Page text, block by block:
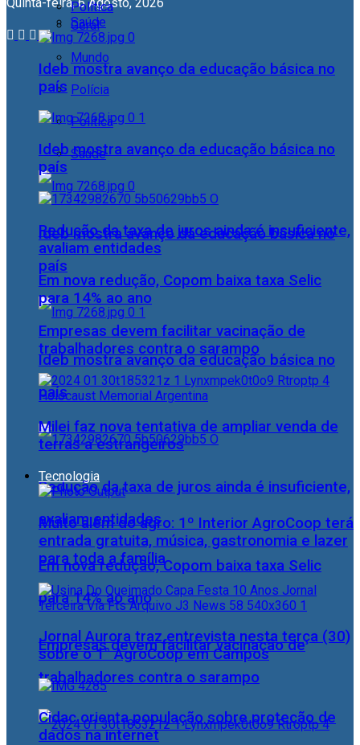
Geral
Mundo
Polícia
Política
Saúde
Ideb mostra avanço da educação básica no
país
Ideb mostra avanço da educação básica no
país
Redução da taxa de juros ainda é insuficiente,
avaliam entidades
Em nova redução, Copom baixa taxa Selic
para 14% ao ano
Empresas devem facilitar vacinação de
trabalhadores contra o sarampo
Política
Saúde
Ideb mostra avanço da educação básica no
país
Ideb mostra avanço da educação básica no
país
Redução da taxa de juros ainda é insuficiente,
avaliam entidades
Em nova redução, Copom baixa taxa Selic
para 14% ao ano
Empresas devem facilitar vacinação de
trabalhadores contra o sarampo
Milei faz nova tentativa de ampliar venda de
terras a estrangeiros
Tecnologia
Muito além do agro: 1º Interior AgroCoop terá
entrada gratuita, música, gastronomia e lazer
para toda a família
Jornal Aurora traz entrevista nesta terça (30)
sobre o 1° AgroCoop em Campos
Cidac orienta população sobre proteção de
dados na internet